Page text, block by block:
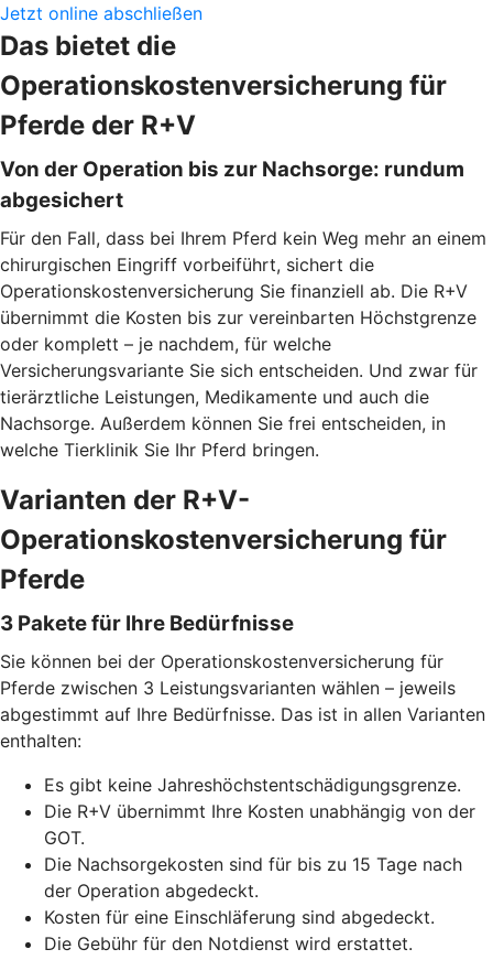
Jetzt online abschließen
Das bietet die
Operationskostenversicherung für
Pferde der R+V
Von der Operation bis zur Nachsorge: rundum
abgesichert
Für den Fall, dass bei Ihrem Pferd kein Weg mehr an einem
chirurgischen Eingriff vorbeiführt, sichert die
Operationskostenversicherung Sie finanziell ab. Die R+V
übernimmt die Kosten bis zur vereinbarten Höchstgrenze
oder komplett – je nachdem, für welche
Versicherungsvariante Sie sich entscheiden. Und zwar für
tierärztliche Leistungen, Medikamente und auch die
Nachsorge. Außerdem können Sie frei entscheiden, in
welche Tierklinik Sie Ihr Pferd bringen.
Varianten der R+V-
Operationskostenversicherung für
Pferde
3 Pakete für Ihre Bedürfnisse
Sie können bei der Operationskostenversicherung für
Pferde zwischen 3 Leistungsvarianten wählen – jeweils
abgestimmt auf Ihre Bedürfnisse. Das ist in allen Varianten
enthalten:
Es gibt keine Jahreshöchstentschädigungsgrenze.
Die R+V übernimmt Ihre Kosten unabhängig von der
GOT.
Die Nachsorgekosten sind für bis zu 15 Tage nach
der Operation abgedeckt.
Kosten für eine Einschläferung sind abgedeckt.
Die Gebühr für den Notdienst wird erstattet.